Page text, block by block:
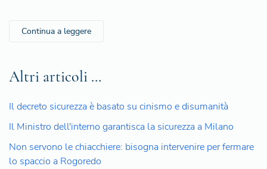
Continua a leggere
Altri articoli …
Il decreto sicurezza è basato su cinismo e disumanità
Il Ministro dell'interno garantisca la sicurezza a Milano
Non servono le chiacchiere: bisogna intervenire per fermare
lo spaccio a Rogoredo